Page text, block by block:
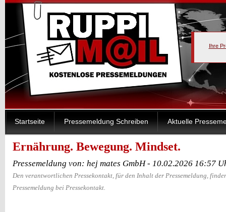
Ihre
Startseite Pressemeldung Schreiben Aktuelle
Ernährung. Bewegung. Mindset.
Pressemeldung von: hej mates GmbH - 10.02.2026 16:57
Den verantwortlichen Pressekontakt, für den Inhalt der Pressemeldung,
Pressemeldung bei Pressekontakt.